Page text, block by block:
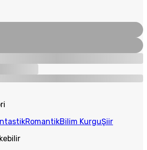
RomantikBilim KurguŞiir